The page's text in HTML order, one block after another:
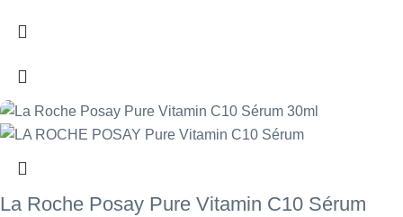
La Roche Posay Pure Vitamin C10 Sérum